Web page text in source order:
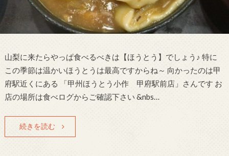
山梨に来たらやっぱ食べるべきは【ほうとう】でしょう♪ 特に
この季節は温かいほうとうは最高ですからね～ 向かったのは甲
府駅近くにある 「甲州ほうとう小作 甲府駅前店」さんです お
店の場所は食べログからご確認下さい &nbs…
続きを読む